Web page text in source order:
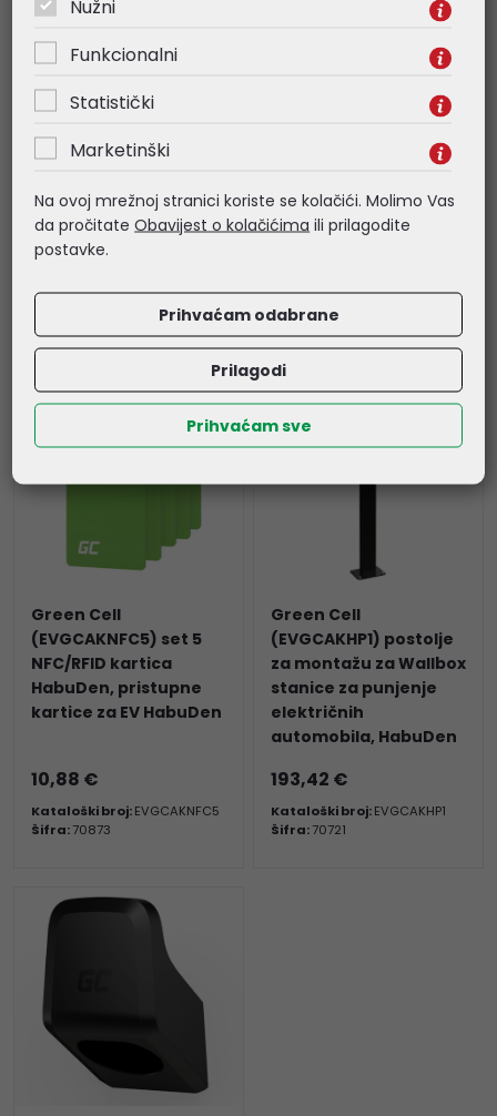
Green Cell
HabuDen 22kW 32A
Mobile EV Charger 11
1.160,08 €
EVGC021B2275
HabuDen 22kW 32A,
punjenje električnih
7.5m, GC App, BT/WiFi
EVGC021B2275
Šifra:76314
Green Cell
(EVGCAKNFC5) set 5
NFC/RFID kartica
HabuDen, pristupne
kartice za EV HabuDen
10,88 €
Kataloški broj:EVGCAKNFC5
Šifra:70873
Green Cell
(EVGCAKHP1) postolje
za montažu za Wallbox
stanice za punjenje
električnih
automobila, HabuDen
193,42 €
Kataloški broj:EVGCAKHP1
Šifra:70721
Nužni
Funkcionalni
Statistički
Marketinški
Na ovoj mrežnoj stranici koriste se kolačići. Molimo Vas
da pročitateObavijest o kolačićima ili prilagodite
postavke.
Prihvaćam odabrane
Prilagodi
Prihvaćam sve